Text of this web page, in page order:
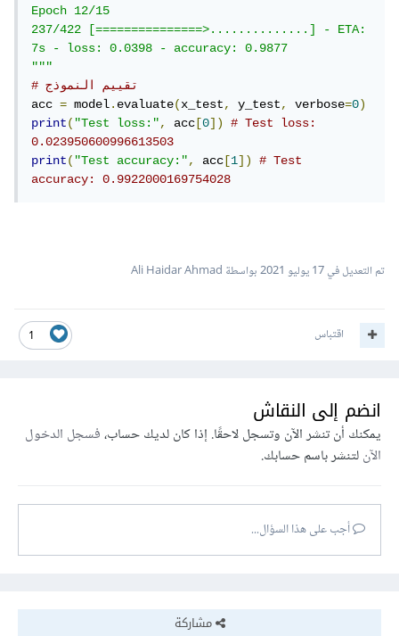
Epoch 12/15
237/422 [===============>..............] - ETA:
7s - loss: 0.0398 - accuracy: 0.9877
"""
# تقييم النموذج
acc = model.evaluate(x_test, y_test, verbose=0)
print("Test loss:", acc [0])
# Test loss:
0.023950600996613503
print("Test accuracy:", acc [1])
# Test
accuracy: 0.9922000169754028
تم التعديل في17 يوليو 2021 بواسطة Ali Haidar Ahmad
1 اقتباس
انضم إلى النقاش
يمكنك أن تنشر الآن وتسجل لاحقًا. إذا كان لديك حساب،فسجل الدخول
الآنلتنشر باسم حسابك.
أجب على هذا السؤال...
مشاركة